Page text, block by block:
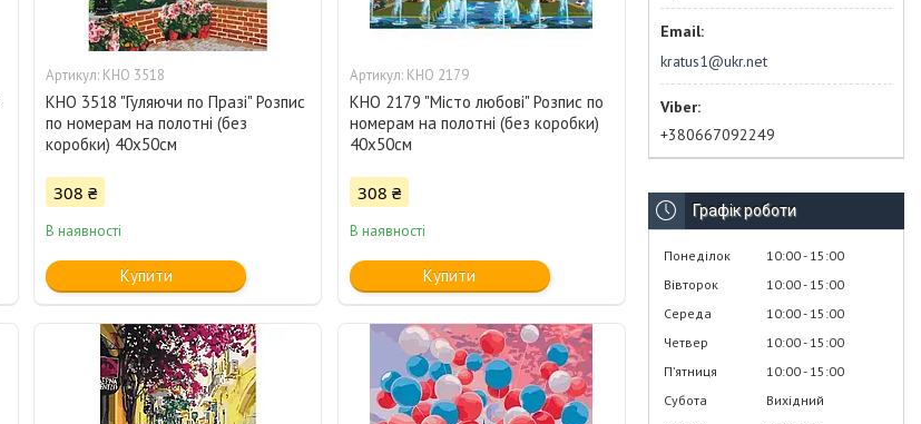
KHO 3518
KHO 3518 "Гуляючи по Празі" Розпис
по номерам на полотні (без
коробки) 40х50см
308 ₴
В наявності
Купити
KHO 2179
KHO 2179 "Місто любові" Розпис по
номерам на полотні (без коробки)
40х50см
308 ₴
В наявності
Купити
kratus1@ukr.net
+380667092249
Графік роботи
Понеділок 10:00 15:00
Вівторок
10:00 15:00
Середа
10:00 15:00
Четвер
10:00 15:00
Пʼятниця
10:00 15:00
Субота
Вихідний